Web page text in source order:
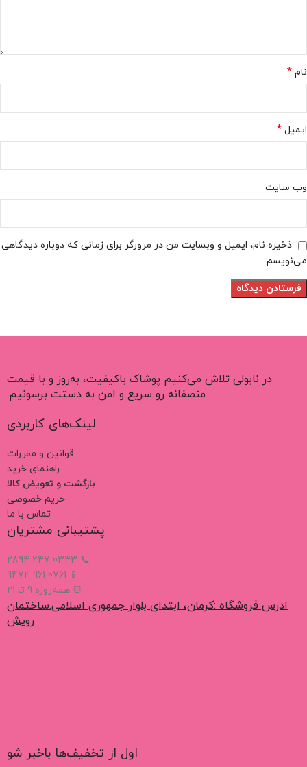
نام *
ایمیل *
وب‌ سایت
ذخیره نام، ایمیل و وبسایت من در مرورگر برای زمانی که دوباره دیدگاهی
می‌نویسم.
در نابولی تلاش می‌کنیم پوشاک باکیفیت، به‌روز و با قیمت
منصفانه رو سریع و امن به دستت برسونیم.
لینک‌های کاربردی
قوانین و مقررات
راهنمای خرید
بازگشت و تعویض کالا
حریم خصوصی
تماس با ما
پشتیبانی مشتریان
📞 0343 247 2894
📱 0761 961 9474
⏰ همه‌روزه 9 تا 21
ادرس فروشگاه :کرمان، ابتدای بلوار جمهوری اسلامی.ساختمان
رویش
اول از تخفیف‌ها باخبر شو